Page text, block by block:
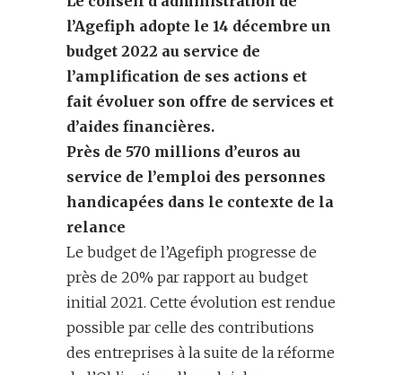
l’Agefiph adopte le 14 décembre un
budget 2022 au service de
l’amplification de ses actions et
fait évoluer son offre de services et
d’aides financières.
Près de 570 millions d’euros au
service de l’emploi des personnes
handicapées dans le contexte de la
relance
Le budget de l’Agefiph progresse de
près de 20% par rapport au budget
initial 2021. Cette évolution est rendue
possible par celle des contributions
des entreprises à la suite de la réforme